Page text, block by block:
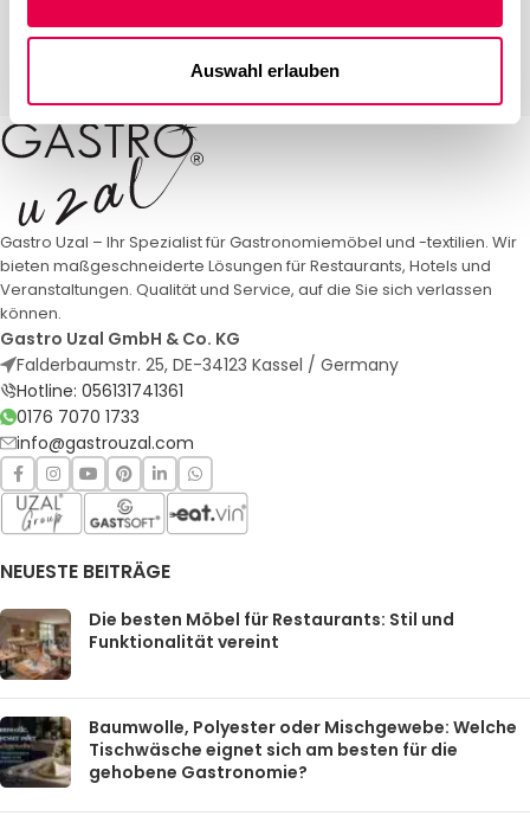
Auswahl erlauben
Gastro Uzal – Ihr Spezialist für Gastronomiemöbel und -textilien. Wir
bieten maßgeschneiderte Lösungen für Restaurants, Hotels und
Veranstaltungen. Qualität und Service, auf die Sie sich verlassen
können.
Gastro Uzal GmbH & Co. KG
Falderbaumstr. 25, DE-34123 Kassel / Germany
Hotline: 056131741361
0176 7070 1733
info@gastrouzal.com
NEUESTE BEITRÄGE
Die besten Möbel für Restaurants: Stil und
Funktionalität vereint
Baumwolle, Polyester oder Mischgewebe: Welche
Tischwäsche eignet sich am besten für die
gehobene Gastronomie?